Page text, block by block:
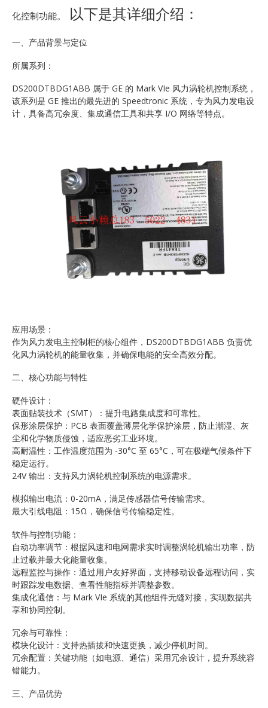
化控制功能。
以下是其详细介绍：
一、产品背景与定位
所属系列：
DS200DTBDG1ABB 属于 GE 的 Mark VIe 风力涡轮机控制系统，
该系列是 GE 推出的最先进的 Speedtronic 系统，专为风力发电设
计，具备高冗余度、集成通信工具和共享 I/O 网络等特点。
应用场景：
作为风力发电主控制柜的核心组件，DS200DTBDG1ABB 负责优
化风力涡轮机的能量收集，并确保电能的安全高效分配。
二、核心功能与特性
硬件设计：
表面贴装技术（SMT）：提升电路集成度和可靠性。
保形涂层保护：PCB 表面覆盖薄层化学保护涂层，防止潮湿、灰
尘和化学物质侵蚀，适应恶劣工业环境。
高耐温性：工作温度范围为 -30°C 至 65°C，可在极端气候条件下
稳定运行。
24V 输出：支持风力涡轮机控制系统的电源需求。
模拟输出电流：0-20mA，满足传感器信号传输需求。
最大引线电阻：15Ω，确保信号传输稳定性。
软件与控制功能：
自动功率调节：根据风速和电网需求实时调整涡轮机输出功率，防
止过载并最大化能量收集。
远程监控与操作：通过用户友好界面，支持移动设备远程访问，实
时跟踪发电数据、查看性能指标并调整参数。
集成化通信：与 Mark VIe 系统的其他组件无缝对接，实现数据共
享和协同控制。
冗余与可靠性：
模块化设计：支持热插拔和快速更换，减少停机时间。
冗余配置：关键功能（如电源、通信）采用冗余设计，提升系统容
错能力。
三、产品优势